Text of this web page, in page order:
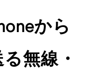
から
無線・